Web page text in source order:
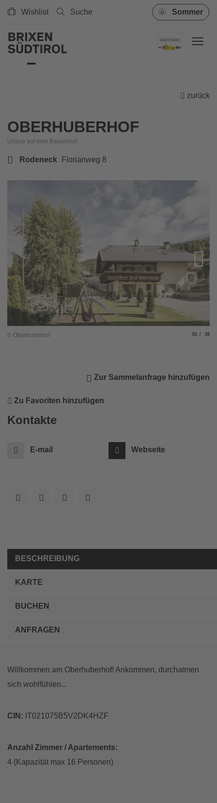
Wishlist Suche Sommer
zurück
OBERHUBERHOF
Urlaub auf dem Bauernhof
Rodeneck Florianweg 8
© Oberhuberhof Slide
01 von
26
Zur Sammelanfrage hinzufügen
Zu Favoriten hinzufügen
Kontakte
E-mail Webseite
BESCHREIBUNG
KARTE
BUCHEN
ANFRAGEN
Willkommen am Oberhuberhof! Ankommen, durchatmen
sich wohlfühlen...
CIN: IT021075B5V2DK4HZF
Anzahl Zimmer / Apartements:
4 (Kapazität max 16 Personen)